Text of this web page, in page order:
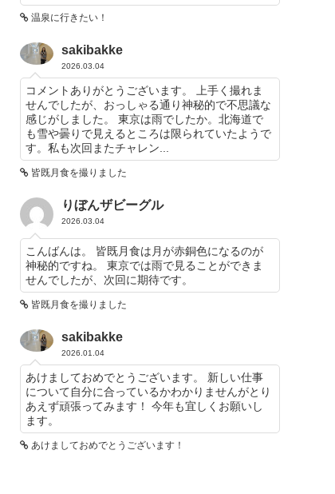
温泉に行きたい！
sakibakke
2026.03.04
コメントありがとうございます。 上手く撮れま
せんでしたが、おっしゃる通り神秘的で不思議な
感じがしました。 東京は雨でしたか。北海道で
も雪や曇りで見えるところは限られていたようで
す。私も次回またチャレン...
皆既月食を撮りました
りぼんザビーグル
2026.03.04
こんばんは。 皆既月食は月が赤銅色になるのが
神秘的ですね。 東京では雨で見ることができま
せんでしたが、次回に期待です。
皆既月食を撮りました
sakibakke
2026.01.04
あけましておめでとうございます。 新しい仕事
について自分に合っているかわかりませんがとり
あえず頑張ってみます！ 今年も宜しくお願いし
ます。
あけましておめでとうございます！